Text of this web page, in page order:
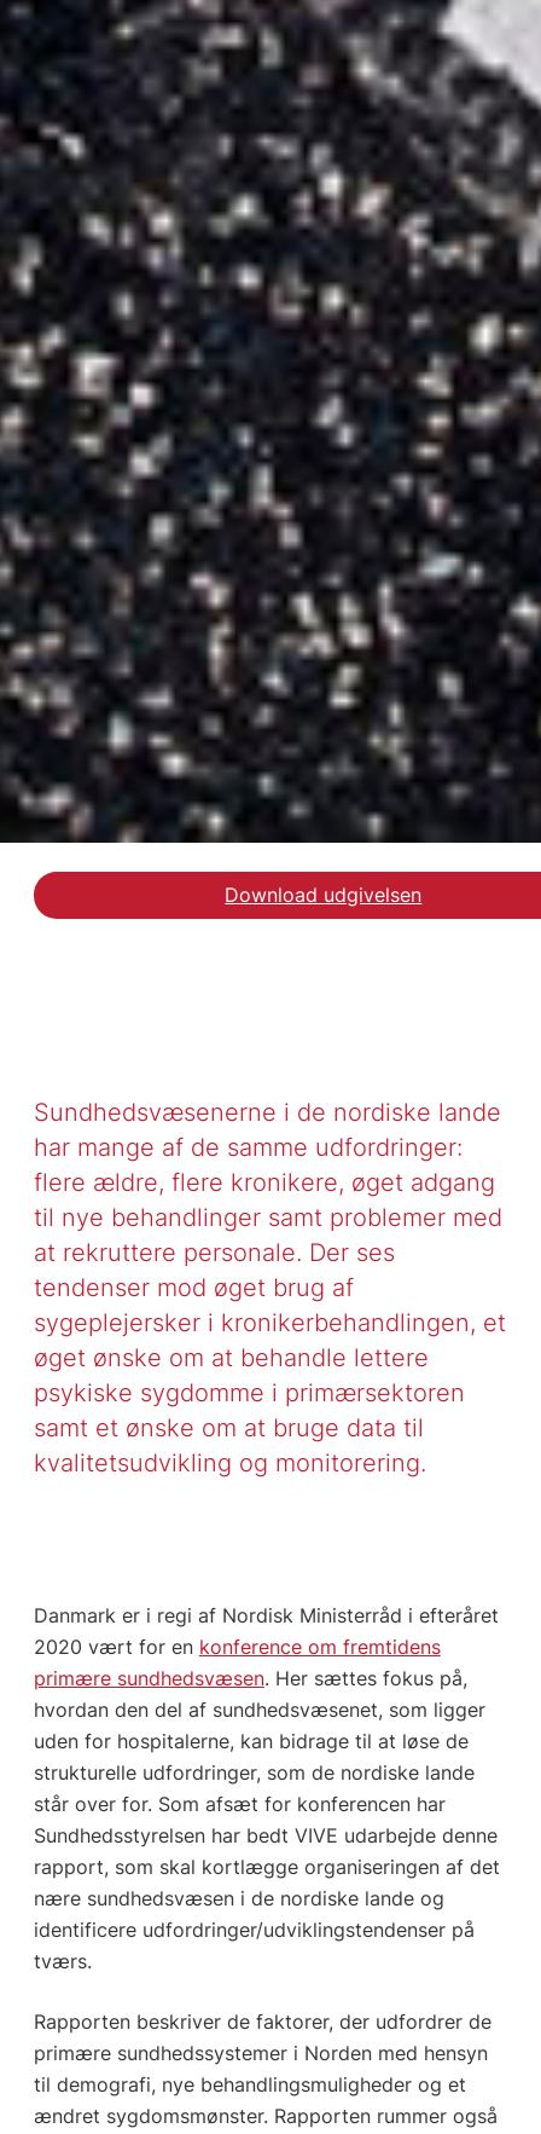
Download udgivelsen
Download rapporten
Sundhedsvæsenerne i de nordiske lande
har mange af de samme udfordringer:
flere ældre, flere kronikere, øget adgang
til nye behandlinger samt problemer med
at rekruttere personale. Der ses
tendenser mod øget brug af
sygeplejersker i kronikerbehandlingen, et
øget ønske om at behandle lettere
psykiske sygdomme i primærsektoren
samt et ønske om at bruge data til
kvalitetsudvikling og monitorering.
Danmark er i regi af Nordisk Ministerråd i efteråret
2020 vært for en konference om fremtidens
primære sundhedsvæsen. Her sættes fokus på,
hvordan den del af sundhedsvæsenet, som ligger
uden for hospitalerne, kan bidrage til at løse de
strukturelle udfordringer, som de nordiske lande
står over for. Som afsæt for konferencen har
Sundhedsstyrelsen har bedt VIVE udarbejde denne
rapport, som skal kortlægge organiseringen af det
nære sundhedsvæsen i de nordiske lande og
identificere udfordringer/udviklingstendenser på
tværs.
Rapporten beskriver de faktorer, der udfordrer de
primære sundhedssystemer i Norden med hensyn
til demografi, nye behandlingsmuligheder og et
ændret sygdomsmønster. Rapporten rummer også